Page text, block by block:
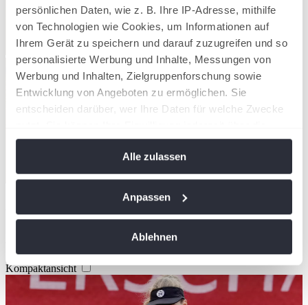
persönlichen Daten, wie z. B. Ihre IP-Adresse, mithilfe
von Technologien wie Cookies, um Informationen auf
Ihrem Gerät zu speichern und darauf zuzugreifen und so
personalisierte Werbung und Inhalte, Messungen von
Werbung und Inhalten, Zielgruppenforschung sowie
Entwicklung von Angeboten zu ermöglichen. Sie
entscheiden darüber, wer Ihre Daten für welche Zwecke
Cookie-Erklärung oder durch Klicken auf das Privacy
Trigger Symbol ändern oder widerrufen
Wenn Sie es erlauben, würden wir auch gerne:
bestimmten Merkmalen (Fingerprinting) identifizieren
Erfahren Sie mehr darüber, wie Ihre persönlichen Daten
Alle zulassen
Anpassen
Ablehnen
Aktuelles aus Harz-Heide
Kompaktansicht